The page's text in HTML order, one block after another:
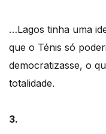
…Lagos tinha uma
que o Ténis só
democratizasse, o
totalidade.
3.